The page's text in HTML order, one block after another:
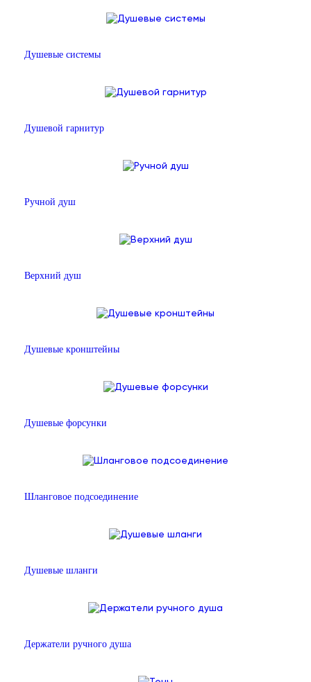
Душевые системы
Душевой гарнитур
Ручной душ
Верхний душ
Душевые кронштейны
Душевые форсунки
Шланговое подсоединение
Душевые шланги
Держатели ручного душа